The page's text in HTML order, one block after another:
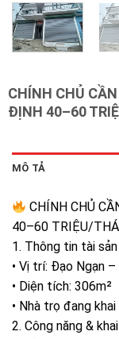
CHÍNH CHỦ
ĐỊNH 40–60
MÔ TẢ
CHÍNH CHỦ
40–60 TRIỆU/
1. Thông tin tài sản
• Vị trí: Đạo Ngạn
• Diện tích: 306m²
• Nhà trọ đang
2. Công năng &